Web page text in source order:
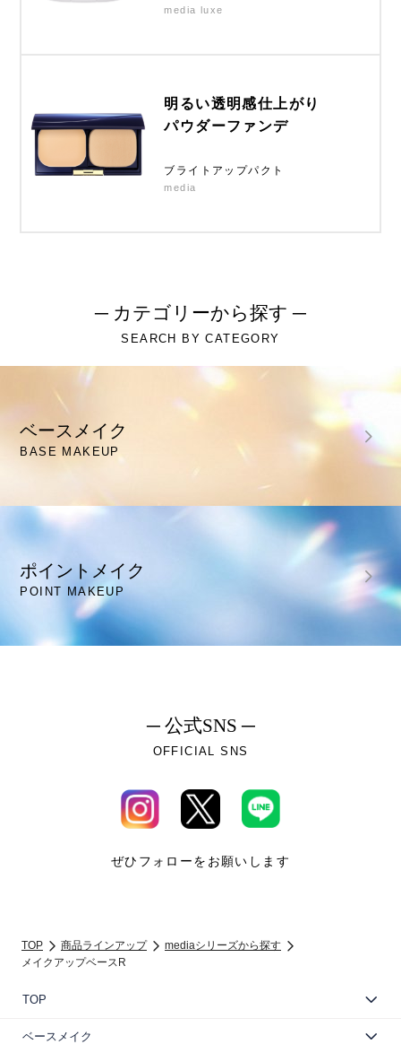
media luxe
明るい透明感仕上がり
パウダーファンデ
ブライトアップパクト
media
─ カテゴリーから探す ─
SEARCH BY CATEGORY
ベースメイク
BASE MAKEUP
ポイントメイク
POINT MAKEUP
─ 公式SNS ─
OFFICIAL SNS
ぜひフォローをお願いします
TOP 商品ラインアップ
mediaシリーズから探す
メイクアップベースR
TOP
ベースメイク